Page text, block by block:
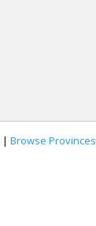
| Browse Provinces